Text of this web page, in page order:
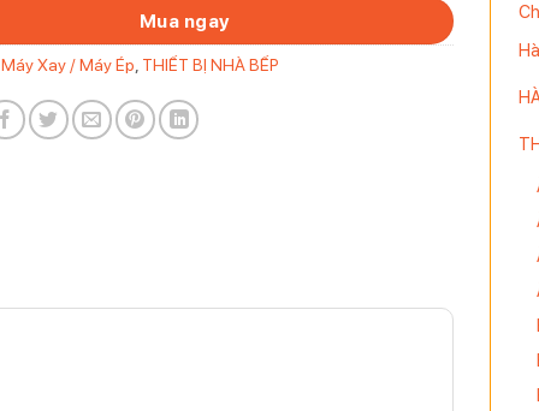
Mua ngay
Máy Xay / Máy Ép, THIẾT BỊ NHÀ BẾP